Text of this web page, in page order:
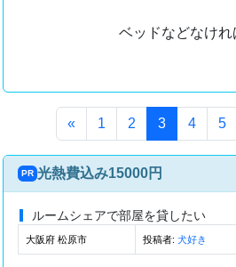
ベッドなどなけ
« 1 2 3(このページ)
4 5
PR 光熱費込み15000円
ルームシェアで部屋を貸したい
大阪府 松原市 投稿者: 犬好き